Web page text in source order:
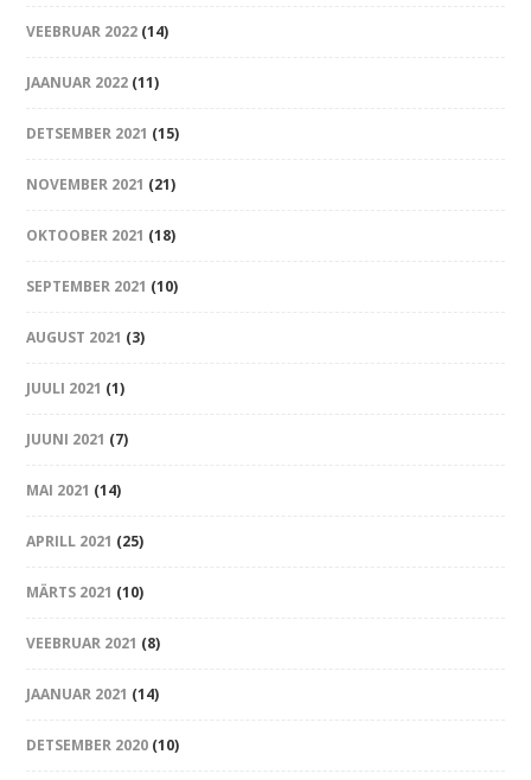
VEEBRUAR 2022 (14)
JAANUAR 2022 (11)
DETSEMBER 2021 (15)
NOVEMBER 2021 (21)
OKTOOBER 2021 (18)
SEPTEMBER 2021 (10)
AUGUST 2021 (3)
JUULI 2021 (1)
JUUNI 2021 (7)
MAI 2021 (14)
APRILL 2021 (25)
MÄRTS 2021 (10)
VEEBRUAR 2021 (8)
JAANUAR 2021 (14)
DETSEMBER 2020 (10)